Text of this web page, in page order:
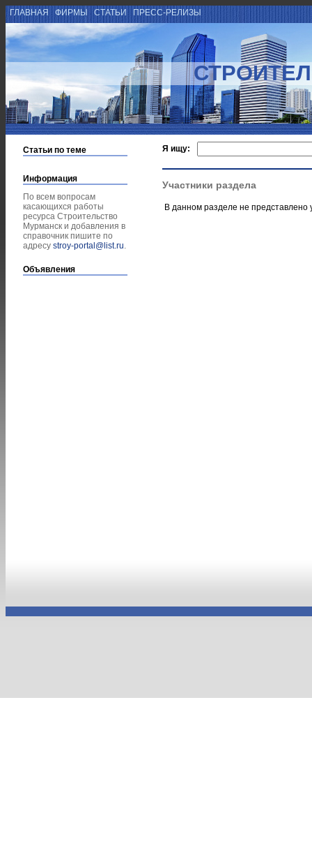
ГЛАВНАЯ ФИРМЫ СТАТЬИ ПРЕСС-РЕЛИЗЫ
Статьи по теме
Информация
По всем вопросам
касающихся работы
ресурса Строительство
Мурманск и добавления в
справочник пишите по
адресу stroy-portal@list.ru.
Объявления
Я ищу:
Участники раздела
В данном разделе не представлено